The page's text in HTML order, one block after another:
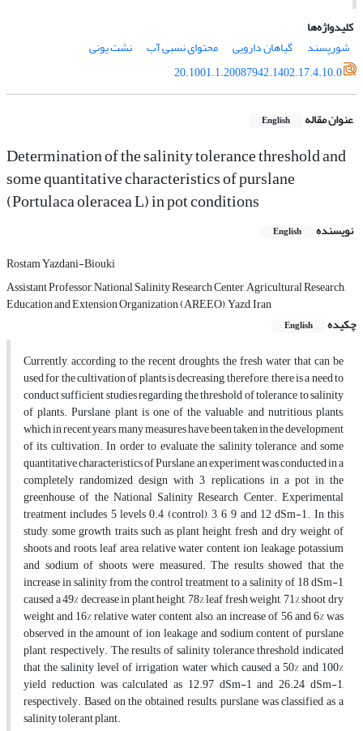
کلیدواژه‌ها
شورپسند
گیاهان دارویی محتوای نسبی آب
نشت یونی
20.1001.1.20087942.1402.17.4.10.0
عنوان مقاله English
Determination of the salinity tolerance threshold and
some quantitative characteristics of purslane
(Portulaca oleracea L) in pot conditions
نویسنده English
Rostam Yazdani-Biouki
Assistant Professor, National Salinity Research Center, Agricultural Research,
Education and Extension Organization (AREEO), Yazd, Iran
چکیده
English
Currently, according to the recent droughts, the fresh water that can be
used for the cultivation of plants is decreasing, therefore, there is a need to
conduct sufficient studies regarding the threshold of tolerance to salinity
of plants. Purslane plant is one of the valuable and nutritious plants,
which in recent years, many measures have been taken in the development
of its cultivation. In order to evaluate the salinity tolerance and some
quantitative characteristics of Purslane, an experiment was conducted in a
completely randomized design with 3 replications in a pot in the
greenhouse of the National Salinity Research Center. Experimental
treatment includes 5 levels 0.4 (control), 3, 6, 9 and 12 dSm-1. In this
study, some growth traits such as plant height, fresh and dry weight of
shoots and roots, leaf area, relative water content, ion leakage, potassium
and sodium of shoots were measured. The results showed that the
increase in salinity from the control treatment to a salinity of 18 dSm-1
caused a 49% decrease in plant height, 78% leaf fresh weight, 71% shoot dry
weight and 16% relative water content, also, an increase of 56 and 6% was
observed in the amount of ion leakage and sodium content of purslane
plant, respectively. The results of salinity tolerance threshold indicated
that the salinity level of irrigation water which caused a 50% and 100%
yield reduction was calculated as 12.97 dSm-1 and 26.24 dSm-1,
respectively. Based on the obtained results, purslane was classified as a
salinity tolerant plant.